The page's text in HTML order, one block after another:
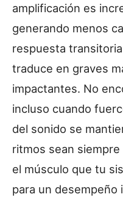
amplificación es
generando menos
respuesta
traduce en graves
impactantes. No
incluso cuando
del sonido se
ritmos sean
el músculo que tu
para un desempeño